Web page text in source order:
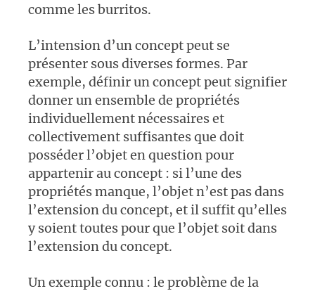
comme les burritos.
L’intension d’un concept peut se
présenter sous diverses formes. Par
exemple, définir un concept peut signifier
donner un ensemble de propriétés
individuellement nécessaires et
collectivement suffisantes que doit
posséder l’objet en question pour
appartenir au concept : si l’une des
propriétés manque, l’objet n’est pas dans
l’extension du concept, et il suffit qu’elles
y soient toutes pour que l’objet soit dans
l’extension du concept.
Un exemple connu : le problème de la